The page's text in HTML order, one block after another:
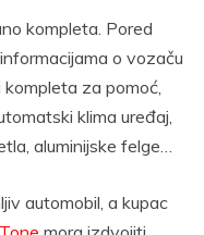
kompleta. Pored
o vozaču
za pomoć,
klima uređaj,
aluminijske felge…
automobil, a kupac